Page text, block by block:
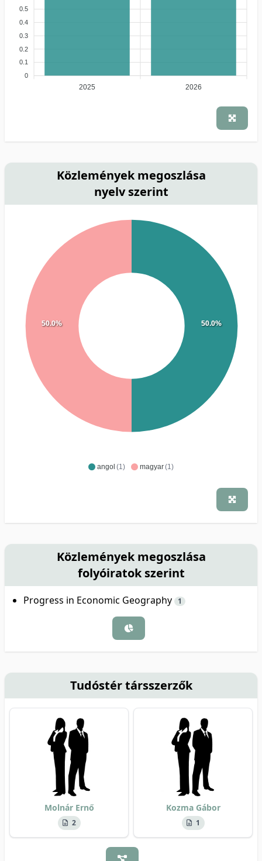
0.5
0.4
0.3
0.2
0.1
0
2025 2026
Közlemények megoszlása
nyelv szerint
angol (1) magyar(1)
50.0%
50.0%
Közlemények megoszlása
folyóiratok szerint
Progress in Economic Geography 1
Tudóstér társszerzők
Molnár Ernő
2
Kozma Gábor
1